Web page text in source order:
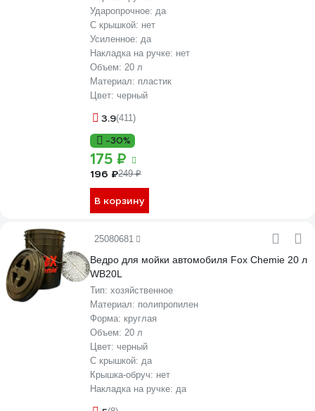
Ударопрочное: да
С крышкой: нет
Усиленное: да
Накладка на ручке: нет
Объем: 20 л
Материал: пластик
Цвет: черный
3.9(411)
-30%
175 ₽
196 ₽249 ₽
В корзину
25080681
Ведро для мойки автомобиля Fox Chemie 20 л
WB20L
Тип: хозяйственное
Материал: полипропилен
Форма: круглая
Объем: 20 л
Цвет: черный
С крышкой: да
Крышка-обруч: нет
Накладка на ручке: да